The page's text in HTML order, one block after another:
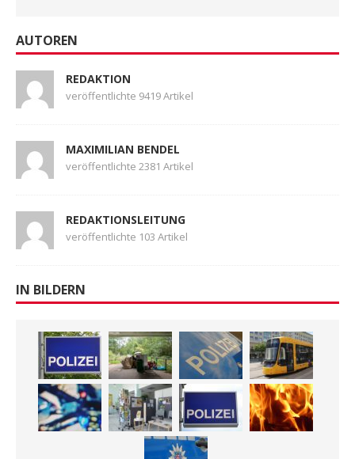
AUTOREN
REDAKTION
veröffentlichte 9419 Artikel
MAXIMILIAN BENDEL
veröffentlichte 2381 Artikel
REDAKTIONSLEITUNG
veröffentlichte 103 Artikel
IN BILDERN